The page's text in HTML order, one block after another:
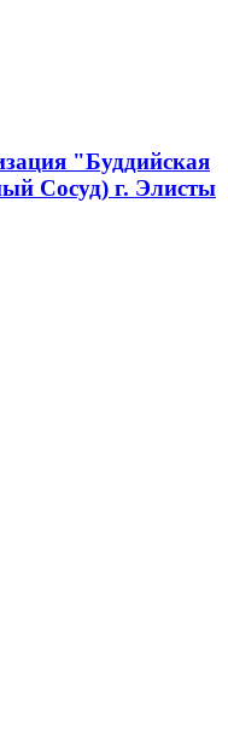
"Буддийская
Сосуд) г. Элисты